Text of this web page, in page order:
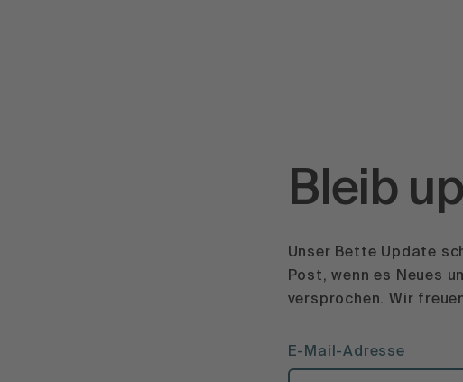
Bleib
Unser Bette Update
Post, wenn es Neues
versprochen. Wir
E-Mail-Adresse